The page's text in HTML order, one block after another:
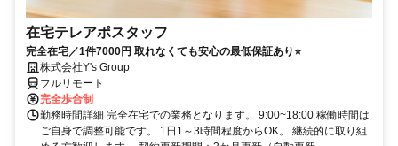
在宅テレアポスタッフ
完全在宅／1件7000円 取れなくても安心の最低保証あり⭐
株式会社Y's Group
フルリモート
完全歩合制
勤務時間詳細 完全在宅での業務となります。 9:00~18:00 稼働時間は
ご自身で調整可能です。 1日1～3時間程度からOK。 継続的に取り組